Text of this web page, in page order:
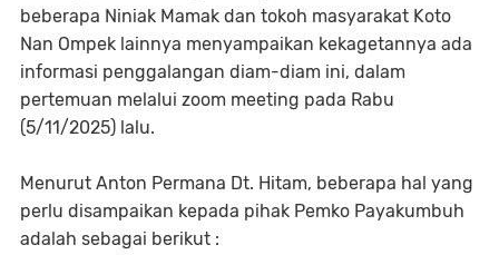
beberapa Niniak Mamak dan tokoh masyarakat Koto
Nan Ompek lainnya menyampaikan kekagetannya ada
informasi penggalangan diam-diam ini, dalam
pertemuan melalui zoom meeting pada Rabu
(5/11/2025) lalu.
Menurut Anton Permana Dt. Hitam, beberapa hal yang
perlu disampaikan kepada pihak Pemko Payakumbuh
adalah sebagai berikut :